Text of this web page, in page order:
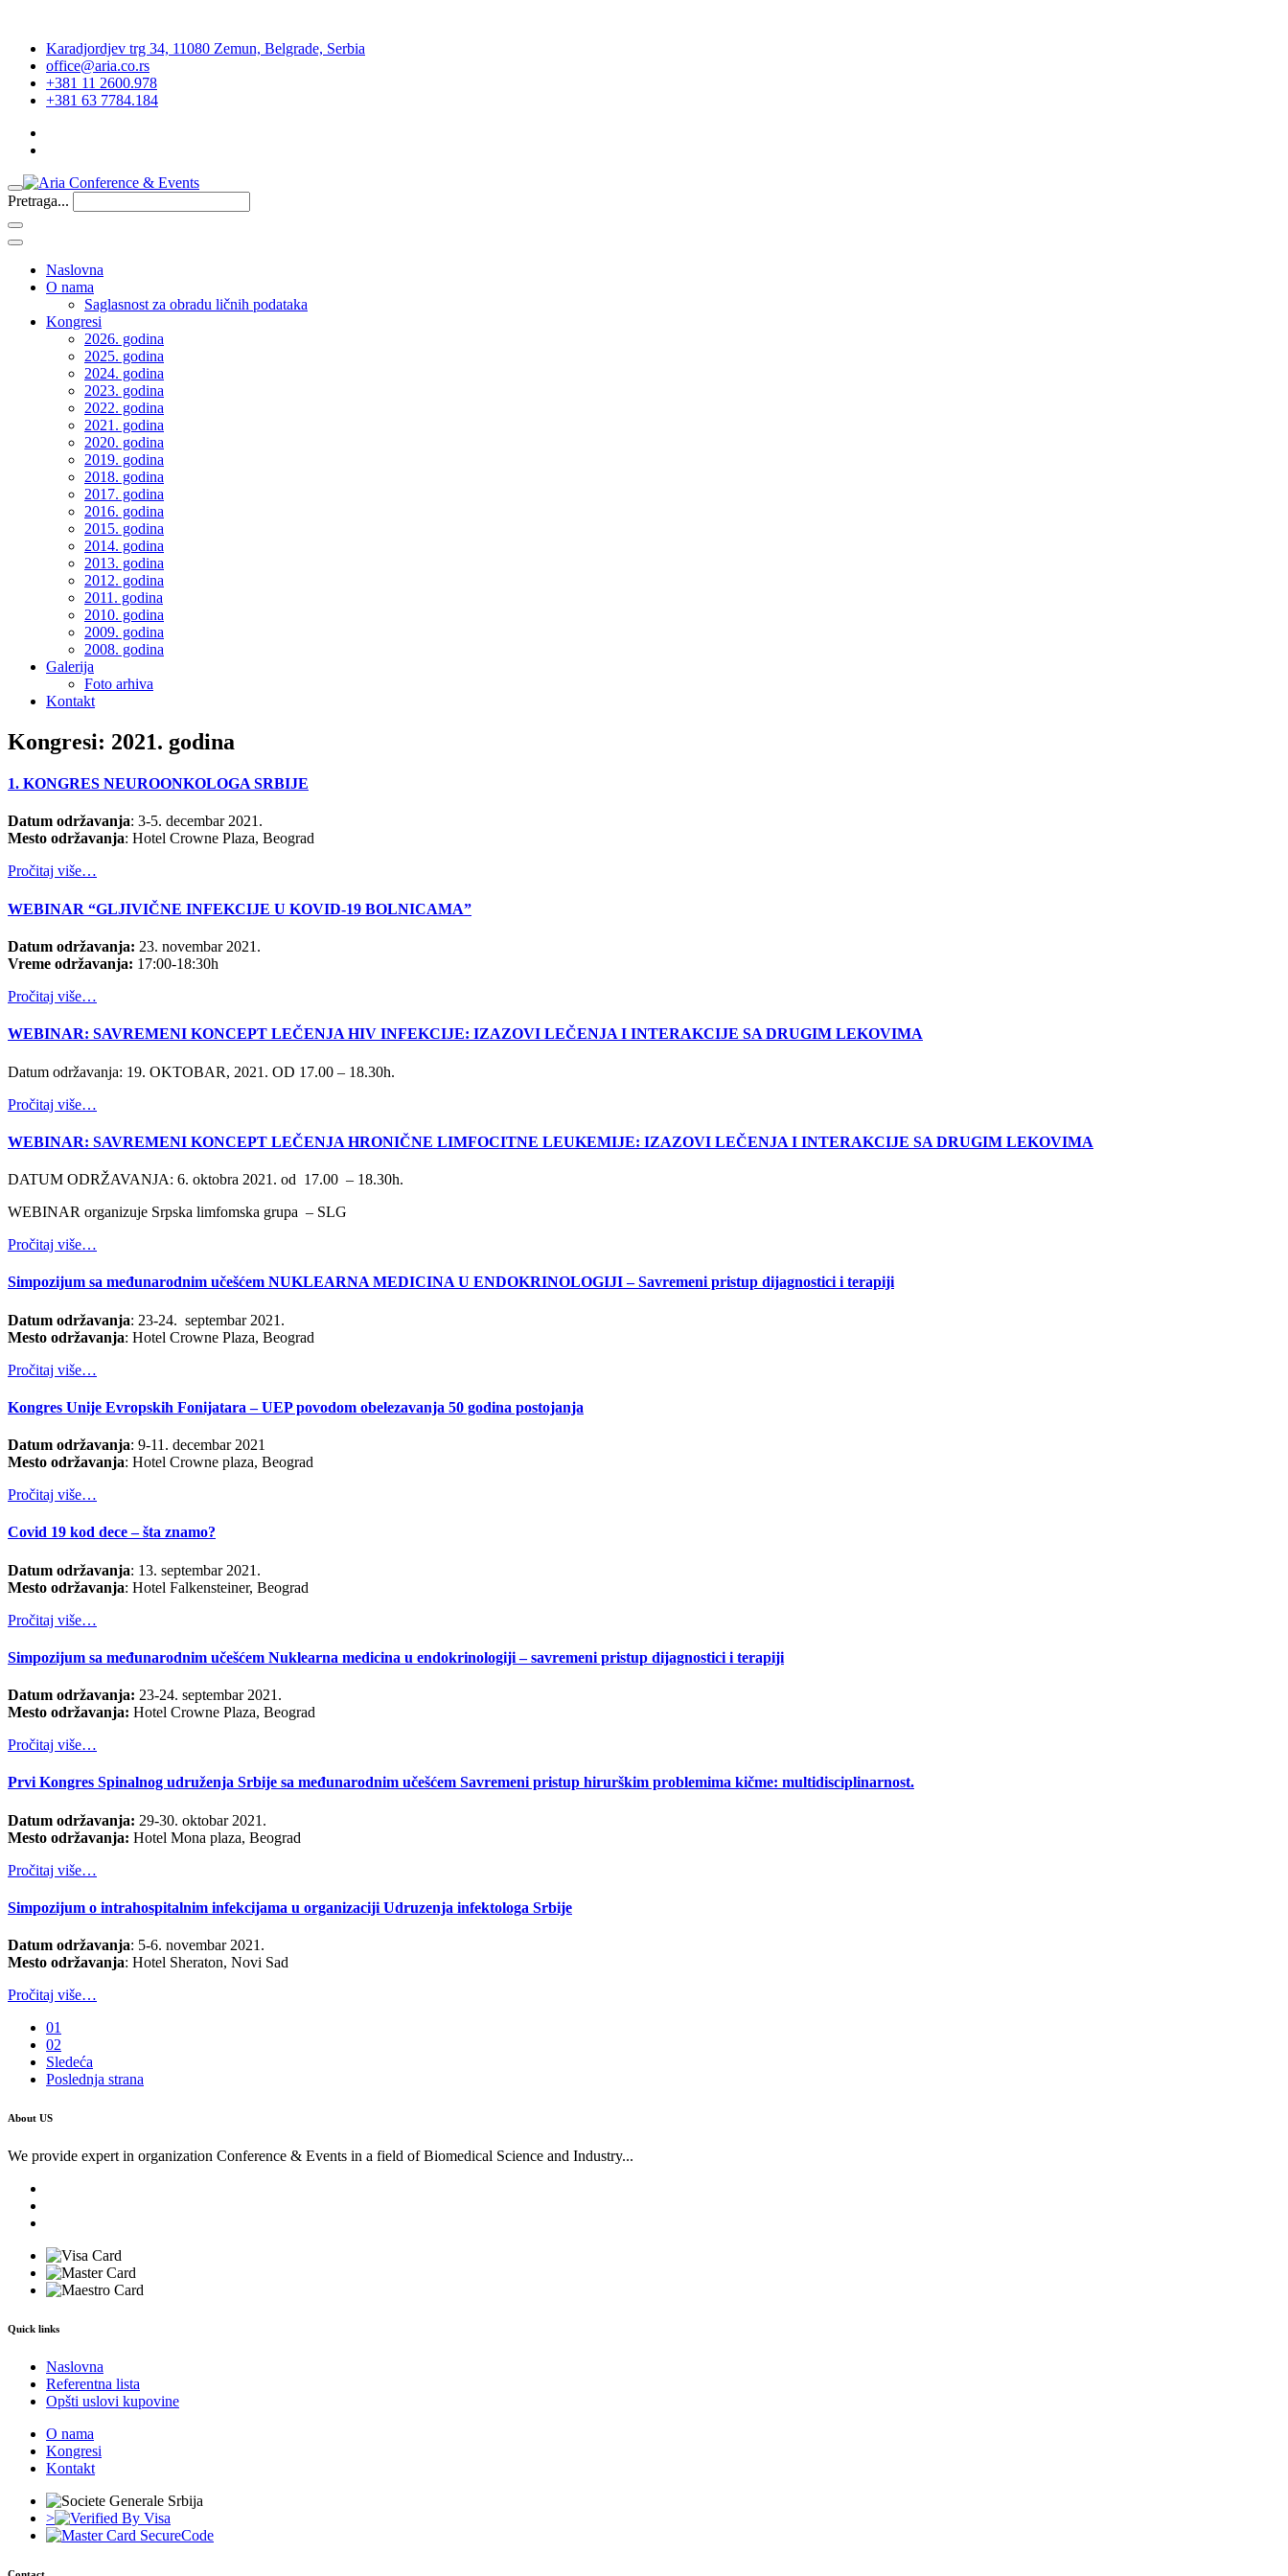
Karadjordjev trg 34, 11080 Zemun, Belgrade, Serbia
office@aria.co.rs
+381 11 2600.978
+381 63 7784.184
Pretraga...
Naslovna
O nama
Saglasnost za obradu ličnih podataka
Kongresi
2026. godina
2025. godina
2024. godina
2023. godina
2022. godina
2021. godina
2020. godina
2019. godina
2018. godina
2017. godina
2016. godina
2015. godina
2014. godina
2013. godina
2012. godina
2011. godina
2010. godina
2009. godina
2008. godina
Galerija
Foto arhiva
Kontakt
Kongresi: 2021. godina
1. KONGRES NEUROONKOLOGA SRBIJE
Datum održavanja: 3-5. decembar 2021.
Mesto održavanja: Hotel Crowne Plaza, Beograd
Pročitaj više…
WEBINAR “GLJIVIČNE INFEKCIJE U KOVID-19 BOLNICAMA”
Datum održavanja: 23. novembar 2021.
Vreme održavanja: 17:00-18:30h
Pročitaj više…
WEBINAR: SAVREMENI KONCEPT LEČENJA HIV INFEKCIJE: IZAZOVI LEČENJA I INTERAKCIJE SA DRUGIM LEKOVIMA
Datum održavanja: 19. OKTOBAR, 2021. OD 17.00 – 18.30h.
Pročitaj više…
WEBINAR: SAVREMENI KONCEPT LEČENJA HRONIČNE LIMFOCITNE LEUKEMIJE: IZAZOVI LEČENJA I INTERAKCIJE SA DRUGIM LEKOVIMA
DATUM ODRŽAVANJA: 6. oktobra 2021. od 17.00 – 18.30h.
WEBINAR organizuje Srpska limfomska grupa – SLG
Pročitaj više…
Simpozijum sa međunarodnim učešćem NUKLEARNA MEDICINA U ENDOKRINOLOGIJI – Savremeni pristup dijagnostici i terapiji
Datum održavanja: 23-24. septembar 2021.
Mesto održavanja: Hotel Crowne Plaza, Beograd
Pročitaj više…
Kongres Unije Evropskih Fonijatara – UEP povodom obelezavanja 50 godina postojanja
Datum održavanja: 9-11. decembar 2021
Mesto održavanja: Hotel Crowne plaza, Beograd
Pročitaj više…
Covid 19 kod dece – šta znamo?
Datum održavanja: 13. septembar 2021.
Mesto održavanja: Hotel Falkensteiner, Beograd
Pročitaj više…
Simpozijum sa međunarodnim učešćem Nuklearna medicina u endokrinologiji – savremeni pristup dijagnostici i terapiji
Datum održavanja: 23-24. septembar 2021.
Mesto održavanja: Hotel Crowne Plaza, Beograd
Pročitaj više…
Prvi Kongres Spinalnog udruženja Srbije sa međunarodnim učešćem Savremeni pristup hirurškim problemima kičme: multidisciplinarnost.
Datum održavanja: 29-30. oktobar 2021.
Mesto održavanja: Hotel Mona plaza, Beograd
Pročitaj više…
Simpozijum o intrahospitalnim infekcijama u organizaciji Udruzenja infektologa Srbije
Datum održavanja: 5-6. novembar 2021.
Mesto održavanja: Hotel Sheraton, Novi Sad
Pročitaj više…
01
02
Sledeća
Poslednja strana
About US
We provide expert in organization Conference & Events in a field of Biomedical Science and Industry...
Quick links
Naslovna
Referentna lista
Opšti uslovi kupovine
O nama
Kongresi
Kontakt
>